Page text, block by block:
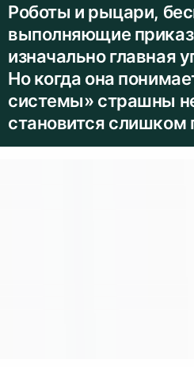
Роботы и рыцари,
выполняющие
изначально главная
Но когда она
системы» страшны
становится слишком